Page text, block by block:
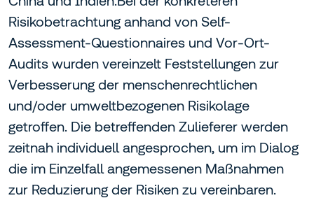
Risikobetrachtung anhand von Self-
Assessment-Questionnaires und Vor-Ort-
Audits wurden vereinzelt Feststellungen zur
Verbesserung der menschenrechtlichen
und/oder umweltbezogenen Risikolage
getroffen. Die betreffenden Zulieferer werden
zeitnah individuell angesprochen, um im Dialog
die im Einzelfall angemessenen Maßnahmen
zur Reduzierung der Risiken zu vereinbaren.